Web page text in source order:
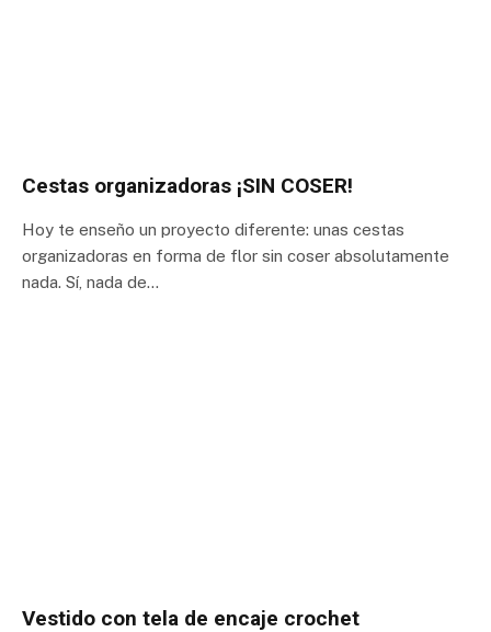
Cestas organizadoras ¡SIN COSER!
Hoy te enseño un proyecto diferente: unas cestas
organizadoras en forma de flor sin coser absolutamente
nada. Sí, nada de…
Vestido con tela de encaje crochet